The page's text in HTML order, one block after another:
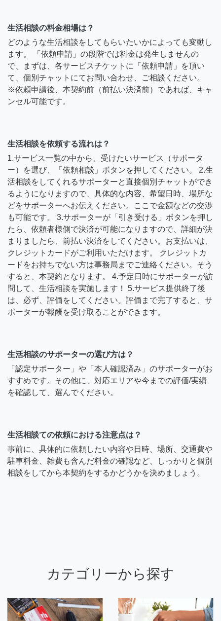
生活相談の料金相場は？
どのような生活相談をしてもらいたいかによっても変動し
ます。 「依頼申請」の段階では料金は発生しませんの
で、まずは、各サービスチケットに「依頼申請」を頂い
て、個別チャットにてお問い合わせ、ご相談ください。
※依頼申請後、本契約前（前払い決済前）であれば、キャ
ンセル可能です。
生活相談を依頼する流れは？
1.サービス一覧の中から、受けたいサービス（サポータ
ー）を選び、「依頼相談」ボタンを押してください。 2.生
活相談をしてくれるサポーターと直接個別チャットができ
るようになりますので、具体的な内容、希望日時、場所な
どをサポーターへお伝えください。ここで金額などの交渉
も可能です。 3.サポーターが「引き受ける」ボタンを押し
たら、依頼者様側で決済が可能になりますので、詳細が決
まりましたら、前払い決済をしてください。お支払いは、
クレジットカードがご利用いただけます。 クレジットカ
ードをお持ちでない方は事務局までご連絡ください。そう
すると、本契約となります。 4.予定日時にサポーターが訪
問して、生活相談を実施します！ 5.サービス提供終了後
は、必ず、評価をしてください。評価まで完了すると、サ
ポーターが報酬を受け取ることができます。
生活相談のサポーターの選び方は？
「認定サポーター」や「本人確認済み」のサポーターがお
すすめです。その他に、対応エリアや今までの評価/実績
を確認して、選んでください。
生活相談ての依頼における注意点は？
事前に、具体的に依頼したい内容や日時、場所、交通費や
駐車料金、雑費も含んだ料金の確認など、しっかりと個別
相談をしてから本契約をするかどうかを決めましょう。
カテゴリーから探す